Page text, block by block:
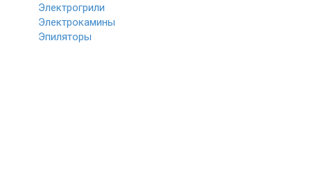
Электрогрили
Электрокамины
Эпиляторы